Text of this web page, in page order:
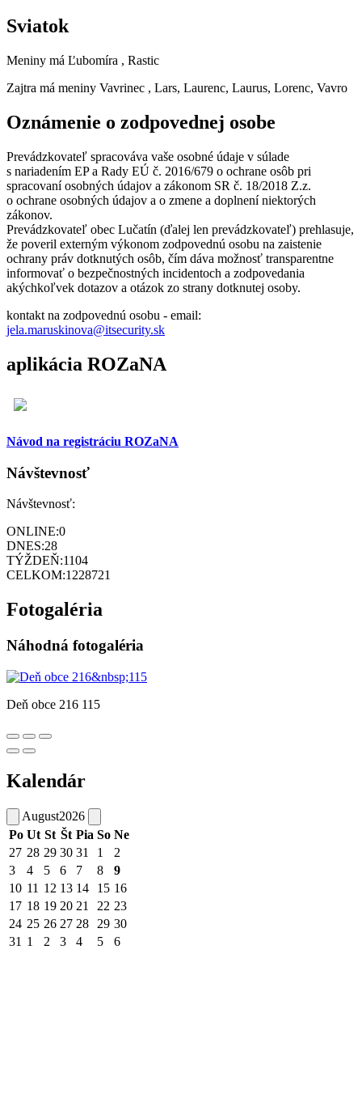
Sviatok
Meniny má Ľubomíra , Rastic
Zajtra má meniny Vavrinec , Lars, Laurenc, Laurus, Lorenc, Vavro
Oznámenie o zodpovednej osobe
Prevádzkovateľ spracováva vaše osobné údaje v súlade
s nariadením EP a Rady EÚ č. 2016/679 o ochrane osôb pri
spracovaní osobných údajov a zákonom SR č. 18/2018 Z.z.
o ochrane osobných údajov a o zmene a doplnení niektorých
zákonov.
Prevádzkovateľ obec Lučatín (ďalej len prevádzkovateľ) prehlasuje,
že poveril externým výkonom zodpovednú osobu na zaistenie
ochrany práv dotknutých osôb, čím dáva možnosť transparentne
informovať o bezpečnostných incidentoch a zodpovedania
akýchkoľvek dotazov a otázok zo strany dotknutej osoby.
kontakt na zodpovednú osobu - email:
jela.maruskinova@itsecurity.sk
aplikácia ROZaNA
Návod na registráciu ROZaNA
Návštevnosť
Návštevnosť:
ONLINE:0
DNES:28
TÝŽDEŇ:1104
CELKOM:1228721
Fotogaléria
Náhodná fotogaléria
Deň obce 216 115
Kalendár
August2026
Po Ut St Št Pia So Ne
27 28 29 30 31 1
2
3
4 5 6 7 8
9
10 11 12 13 14 15 16
17 18 19 20 21 22 23
24 25 26 27 28 29 30
31 1 2 3 4 5 6